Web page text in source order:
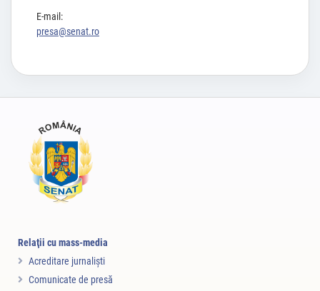
E-mail:
presa@senat.ro
Relaţii cu mass-media
Acreditare jurnalişti
Comunicate de presă